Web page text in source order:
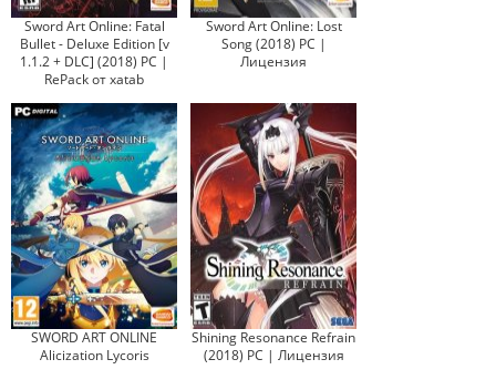
Sword Art Online: Fatal
Bullet - Deluxe Edition [v
1.1.2 + DLC] (2018) PC |
RePack от xatab
Sword Art Online: Lost
Song (2018) PC |
Лицензия
SWORD ART ONLINE
Alicization Lycoris
Shining Resonance Refrain
(2018) PC | Лицензия